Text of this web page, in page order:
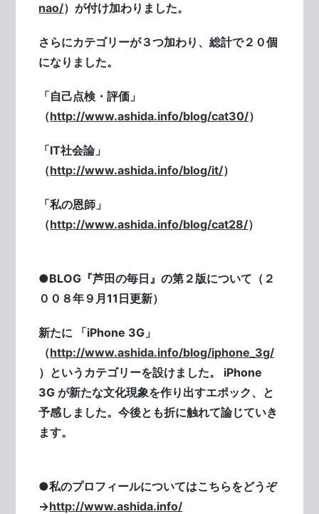
nao/）が付け加わりました。
さらにカテゴリーが３つ加わり、総計で２０個
になりました。
「自己点検・評価」
（http://www.ashida.info/blog/cat30/）
「IT社会論」
（http://www.ashida.info/blog/it/）
「私の恩師」
（http://www.ashida.info/blog/cat28/）
●BLOG『芦田の毎日』の第２版について（２
００８年９月11日更新）
新たに 「iPhone 3G」
（http://www.ashida.info/blog/iphone_3g/
）というカテゴリーを設けました。 iPhone
3G が新たな文化現象を作り出すエポック、と
予感しました。今後とも折に触れて論じていき
ます。
●私のプロフィールについてはこちらをどうぞ
→http://www.ashida.info/